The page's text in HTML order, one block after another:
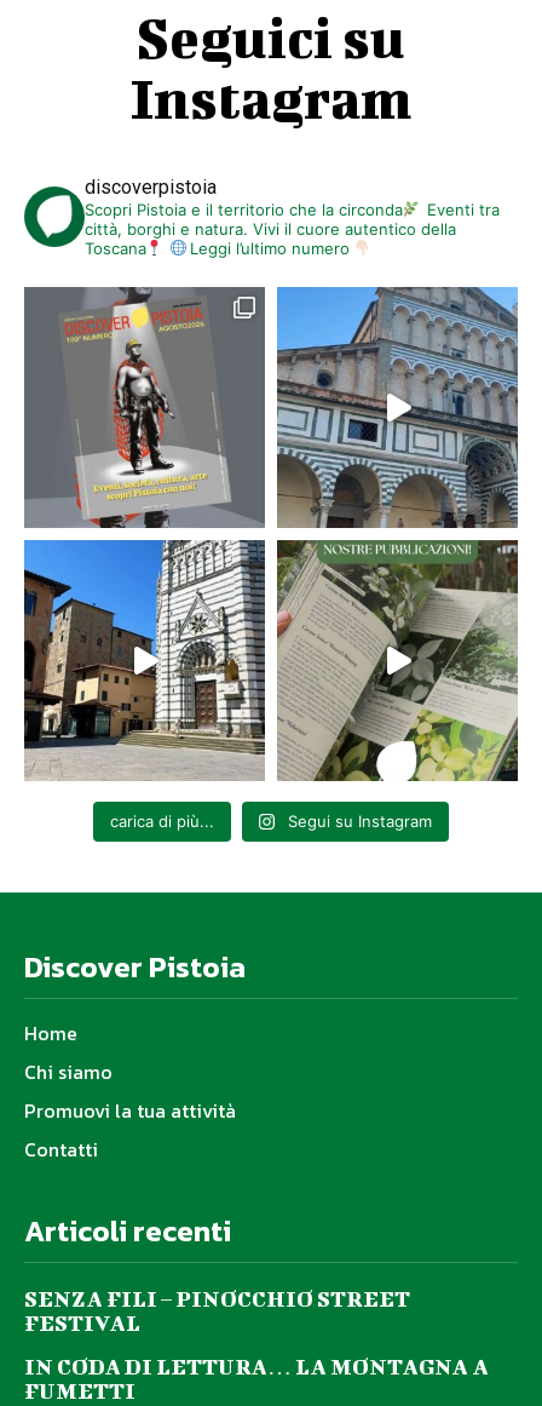
Seguici su
Instagram
discoverpistoia
Scopri Pistoia e il territorio che la circonda
Eventi tra
città, borghi e natura. Vivi il cuore autentico della
Toscana
Leggi l’ultimo numero
carica di più... Segui su Instagram
Discover Pistoia
Home
Chi siamo
Promuovi la tua attività
Contatti
Articoli recenti
SENZA FILI – PINOCCHIO STREET
FESTIVAL
IN CODA DI LETTURA… LA MONTAGNA A
FUMETTI